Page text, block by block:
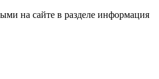
на сайте в разделе информация